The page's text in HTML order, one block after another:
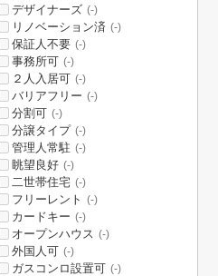
デザイナーズ (-)
リノベーション済 (-)
保証人不要 (-)
事務所可 (-)
２人入居可 (-)
バリアフリー (-)
分割可 (-)
分譲タイプ (-)
管理人常駐 (-)
眺望良好 (-)
二世帯住宅 (-)
フリーレント (-)
カードキー (-)
オープンハウス (-)
外国人可 (-)
ガスコンロ設置可 (-)